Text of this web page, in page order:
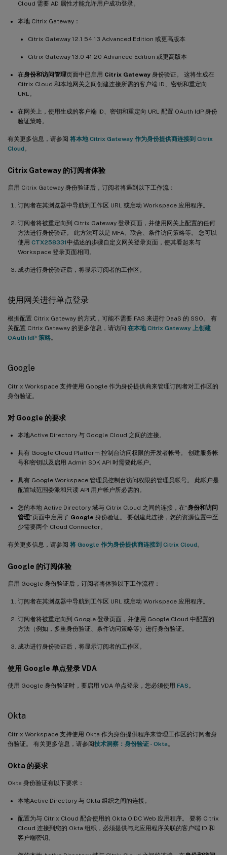
Cloud 需要 AD 属性才能允许用户成功登录。
本地 Citrix Gateway：
Citrix Gateway 12.1 54.13 Advanced Edition 或更高版本
Citrix Gateway 13.0 41.20 Advanced Edition 或更高版本
在身份和访问管理页面中已启用 Citrix Gateway 身份验证。 这将生成在
Citrix Cloud 和本地网关之间创建连接所需的客户端 ID、密钥和重定向
URL。
在网关上，使用生成的客户端 ID、密钥和重定向 URL 配置 OAuth IdP 身份
验证策略。
有关更多信息，请参阅 将本地 Citrix Gateway 作为身份提供商连接到 Citrix
Cloud。
Citrix Gateway 的订阅者体验
启用 Citrix Gateway 身份验证后，订阅者将遇到以下工作流：
订阅者在其浏览器中导航到工作区 URL 或启动 Workspace 应用程序。
订阅者将被重定向到 Citrix Gateway 登录页面，并使用网关上配置的任何
方法进行身份验证。 此方法可以是 MFA、联合、条件访问策略等。 您可以
使用 CTX258331中描述的步骤自定义网关登录页面，使其看起来与
Workspace 登录页面相同。
成功进行身份验证后，将显示订阅者的工作区。
使用网关进行单点登录
根据配置 Citrix Gateway 的方式，可能不需要 FAS 来进行 DaaS 的 SSO。 有
关配置 Citrix Gateway 的更多信息，请访问 在本地 Citrix Gateway 上创建
OAuth IdP 策略。
Google
Citrix Workspace 支持使用 Google 作为身份提供商来管理订阅者对工作区的
身份验证。
对 Google 的要求
本地Active Directory 与 Google Cloud 之间的连接。
具有 Google Cloud Platform 控制台访问权限的开发者帐号。 创建服务帐
号和密钥以及启用 Admin SDK API 时需要此帐户。
具有 Google Workspace 管理员控制台访问权限的管理员帐号。 此帐户是
配置域范围委派和只读 API 用户帐户所必需的。
您的本地 Active Directory 域与 Citrix Cloud 之间的连接，在“身份和访问
管理”页面中启用了 Google 身份验证。 要创建此连接，您的资源位置中至
少需要两个 Cloud Connector。
有关更多信息，请参阅 将 Google 作为身份提供商连接到 Citrix Cloud。
Google 的订阅体验
启用 Google 身份验证后，订阅者将体验以下工作流程：
订阅者在其浏览器中导航到工作区 URL 或启动 Workspace 应用程序。
订阅者将被重定向到 Google 登录页面，并使用 Google Cloud 中配置的
方法（例如，多重身份验证、条件访问策略等）进行身份验证。
成功进行身份验证后，将显示订阅者的工作区。
使用 Google 单点登录 VDA
使用 Google 身份验证时，要启用 VDA 单点登录，您必须使用 FAS。
Okta
Citrix Workspace 支持使用 Okta 作为身份提供程序来管理工作区的订阅者身
份验证。 有关更多信息，请参阅技术洞察：身份验证 - Okta。
Okta 的要求
Okta 身份验证有以下要求：
本地Active Directory 与 Okta 组织之间的连接。
配置为与 Citrix Cloud 配合使用的 Okta OIDC Web 应用程序。 要将 Citrix
Cloud 连接到您的 Okta 组织，必须提供与此应用程序关联的客户端 ID 和
客户端密钥。